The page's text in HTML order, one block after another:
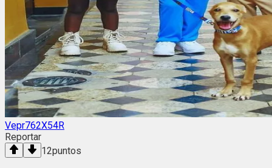
Vepr762X54R
Reportar
12puntos